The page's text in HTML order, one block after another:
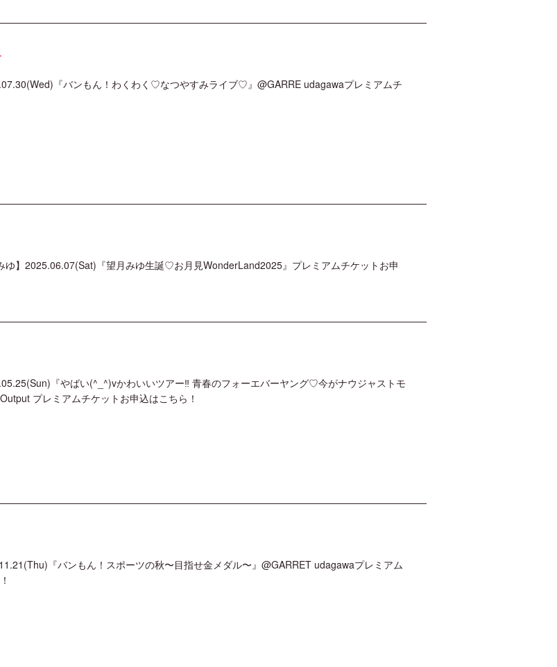
『バンもん！わくわく♡なつやすみライブ♡』@GARRE udagawaプレミアムチ
ゆ】2025.06.07(Sat)『望月みゆ生誕♡お月見WonderLand2025』プレミアムチケットお申
『やばい(^_^)vかわいいツアー‼ 青春のフォーエバーヤング♡今がナウジャストモ
プレミアムチケットお申込はこちら！
『バンもん！スポーツの秋〜目指せ金メダル〜』@GARRET udagawaプレミアム